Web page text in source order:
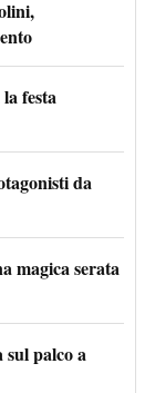
festa
da
magica serata
palco a